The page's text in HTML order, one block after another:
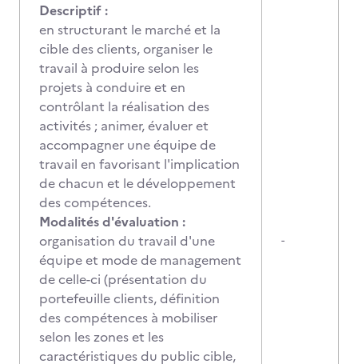
Descriptif :
en structurant le marché et la
cible des clients, organiser le
travail à produire selon les
projets à conduire et en
contrôlant la réalisation des
activités ; animer, évaluer et
accompagner une équipe de
travail en favorisant l'implication
de chacun et le développement
des compétences.
Modalités d'évaluation :
organisation du travail d'une
équipe et mode de management
de celle-ci (présentation du
portefeuille clients, définition
des compétences à mobiliser
selon les zones et les
caractéristiques du public cible,
-